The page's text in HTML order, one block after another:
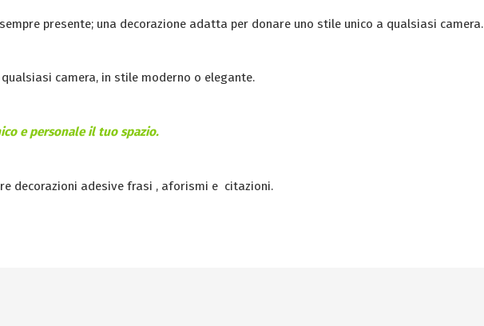
presente; una decorazione adatta per donare uno stile unico a qualsiasi camera.
camera, in stile moderno o elegante.
e personale il tuo spazio.
decorazioni adesive frasi , aforismi e citazioni.